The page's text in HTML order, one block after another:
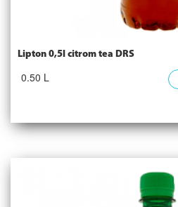
Lipton 0,5l citrom tea DRS
0.50 L